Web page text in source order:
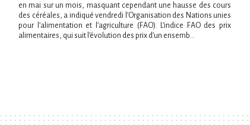
en mai sur un mois, masquant cependant une hausse des cours
des céréales, a indiqué vendredi l​‌’Organisation des Nations unies
pour l​‌’alimentation et l​‌’agriculture (FAO). L​‌’indice FAO des prix
alimentaires, qui suit l​‌’évolution des prix d​‌’un ensemb...